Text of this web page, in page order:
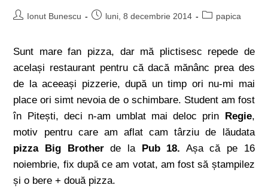
Ionut Bunescu luni, 8 decembrie 2014 papica
Sunt mare fan pizza, dar mă plictisesc repede de
același restaurant pentru că dacă mănânc prea des
de la aceeași pizzerie, după un timp ori nu-mi mai
place ori simt nevoia de o schimbare. Student am fost
în Pitești, deci n-am umblat mai deloc prin Regie,
motiv pentru care am aflat cam târziu de lăudata
pizza Big Brotherde la Pub 18. Așa că pe 16
noiembrie, fix după ce am votat, am fost să ștampilez
și o bere + două pizza.